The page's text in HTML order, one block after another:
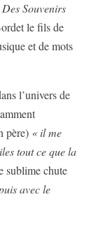
Des Souvenirs
le fils de
et de mots
l’univers de
père) « il me
tout ce que la
sublime chute
avec le